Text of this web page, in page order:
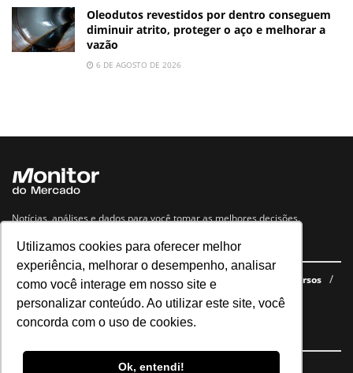
Utilizamos cookies para oferecer melhor
experiência, melhorar o desempenho, analisar
como você interage em nosso site e
personalizar conteúdo. Ao utilizar este site, você
concorda com o uso de cookies.
Ok, entendi!
Oleodutos revestidos por dentro conseguem
diminuir atrito, proteger o aço e melhorar a
vazão
6 DE AGOSTO DE 2026
Notícias, análises e dados para você tomar as melhores decisões.
Navegue no site
Últimas notícias Quem somos E-books gratuitos
Cursos
Política de privacidade